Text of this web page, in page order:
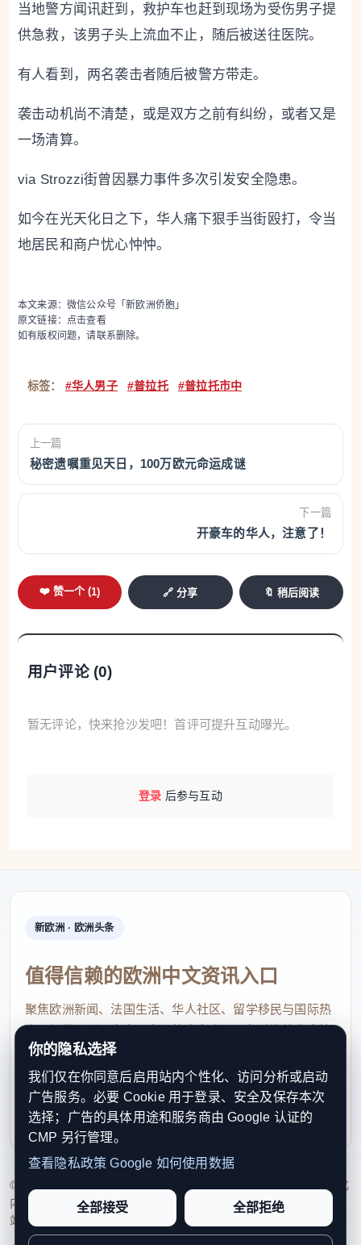
当地警方闻讯赶到，救护车也赶到现场为受伤男子提
供急救，该男子头上流血不止，随后被送往医院。
有人看到，两名袭击者随后被警方带走。
袭击动机尚不清楚，或是双方之前有纠纷，或者又是
一场清算。
via Strozzi街曾因暴力事件多次引发安全隐患。
如今在光天化日之下，华人痛下狠手当街殴打，令当
地居民和商户忧心忡忡。
本文来源：微信公众号「新欧洲侨胞」
原文链接： 点击查看
如有版权问题，请联系删除。
标签： #华人男子 #普拉托 #普拉托市中
上一篇
秘密遗嘱重见天日，100万欧元命运成谜
下一篇
开豪车的华人，注意了！
❤️ 赞一个 (1) 🔗 分享 🔖 稍后阅读
用户评论 (0)
暂无评论，快来抢沙发吧！首评可提升互动曝光。
登录 后参与互动
新欧洲 · 欧洲头条
值得信赖的欧洲中文资讯入口
聚焦欧洲新闻、法国生活、华人社区、留学移民与国际热
点，提供及时、真实、实用的中文资讯，帮助海外华人快
速了解欧洲动态。
contact@xinouzhou.com
服务支持、版权与合作：工作日优先处理站务、投稿与权
利通知
© 2026 新欧洲·欧洲头条. All Rights Reserved. 本网站持续优化
内容透明度、联系方式与用户权利说明，以提升品牌信任感和
站点完整度。
你的隐私选择
我们仅在你同意后启用站内个性化、访问分析或启动
广告服务。必要 Cookie 用于登录、安全及保存本次
选择；广告的具体用途和服务商由 Google 认证的
CMP 另行管理。
查看隐私政策 Google 如何使用数据
全部接受 全部拒绝